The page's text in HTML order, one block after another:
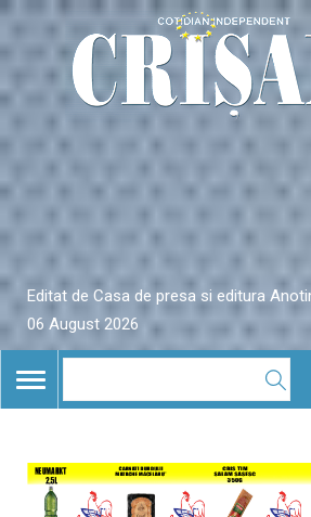
Editat de Casa de presa si editura
06 August 2026
TOGGLE
NAVIGATION